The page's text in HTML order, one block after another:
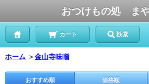
おつけもの処 ま
カート 検索
ホーム ＞金山寺味噌
おすすめ順 価格順